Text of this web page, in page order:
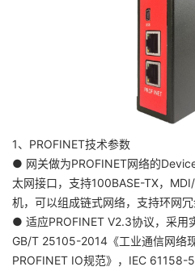
1、PROFINET技术参数
● 网关做为PROFINET网络的
太网接口，支持100BASE-TX，
机，可以组成链式网络，支持环网冗
● 适应PROFINET V2.3协议，采用
GB/T 25105-2014《工业通信网络
PROFINET IO规范》，IEC 61158-